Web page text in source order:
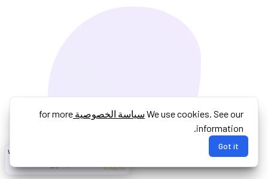
We use cookies. See our سياسة الخصوصية for more
information.
Got it